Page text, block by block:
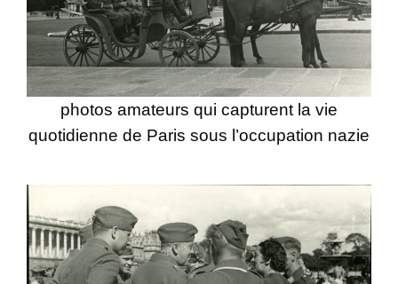
photos amateurs qui capturent la vie
quotidienne de Paris sous l’occupation nazie